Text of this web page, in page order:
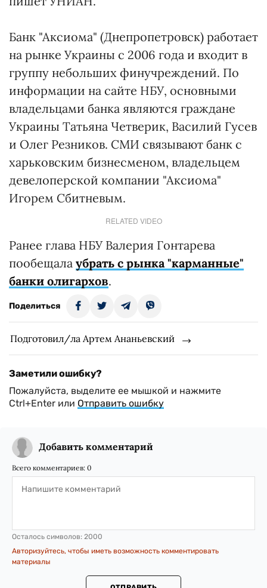
Банк "Аксиома" (Днепропетровск) работает
на рынке Украины с 2006 года и входит в
группу небольших финучреждений. По
информации на сайте НБУ, основными
владельцами банка являются граждане
Украины Татьяна Четверик, Василий Гусев
и Олег Резников. СМИ связывают банк с
харьковским бизнесменом, владельцем
девелоперской компании "Аксиома"
Игорем Сбитневым.
RELATED VIDEO
Ранее глава НБУ Валерия Гонтарева
пообещала убрать с рынка "карманные"
банки олигархов.
Поделиться
Подготовил/ла Артем Ананьевский
Заметили ошибку?
Пожалуйста, выделите ее мышкой и нажмите
Ctrl+Enter или Отправить ошибку
Добавить комментарий
Всего комментариев: 0
Осталось символов: 2000
Авторизуйтесь, чтобы иметь возможность комментировать
материалы